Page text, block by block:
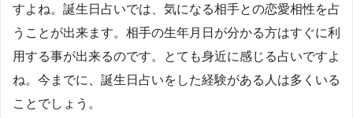
すよね。誕生日占いでは、気になる相手との恋愛相性を占
うことが出来ます。相手の生年月日が分かる方はすぐに利
用する事が出来るのです。とても身近に感じる占いですよ
ね。今までに、誕生日占いをした経験がある人は多くいる
ことでしょう。